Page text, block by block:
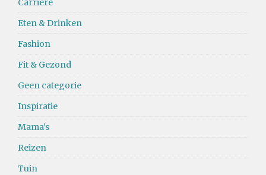
Carrière
Eten & Drinken
Fashion
Fit & Gezond
Geen categorie
Inspiratie
Mama's
Reizen
Tuin